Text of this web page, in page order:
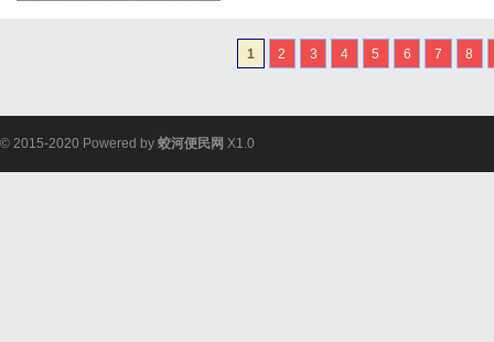
控、故障快速响...
1 2 3 4 5 6 7 8
© 2015-2020 Powered by 蛟河便民网 X1.0